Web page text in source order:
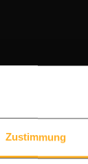
Zustimmung